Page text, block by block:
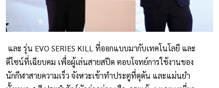
และ รุ่น EVO SERIES KILL ที่ออกแบบมากับเทคโนโลยี และ
ดีไซน์ที่เฉียบคม เพื่อผู้เล่นสายสปีด ตอบโจทย์การใช้งานของ
นักกีฬาสายความเร็ว จังหวะเข้าทำประตูที่ดุดัน และแม่นยำ